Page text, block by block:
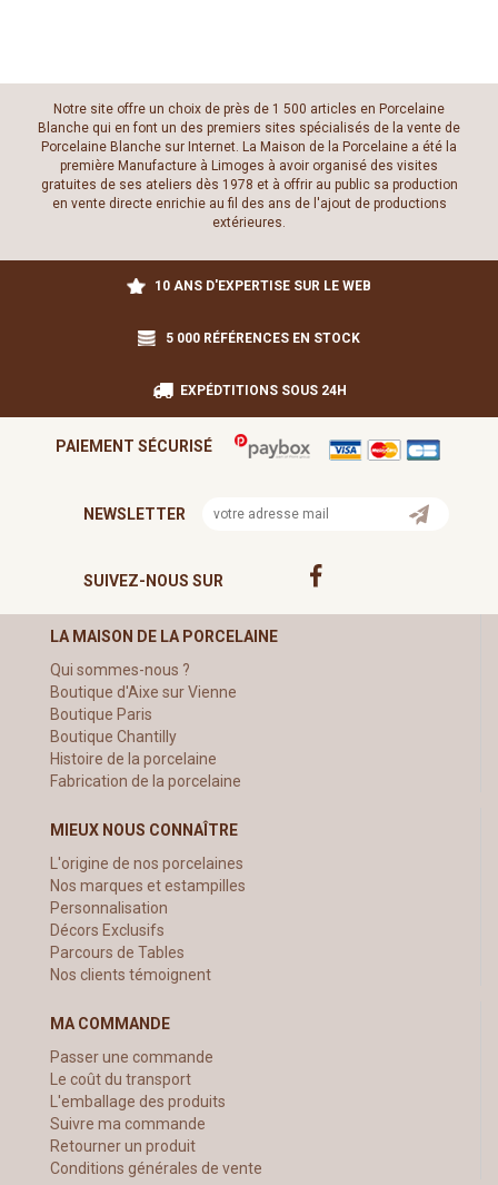
Notre site offre un choix de près de 1 500 articles en Porcelaine
Blanche qui en font un des premiers sites spécialisés de la vente de
Porcelaine Blanche sur Internet. La Maison de la Porcelaine a été la
première Manufacture à Limoges à avoir organisé des visites
gratuites de ses ateliers dès 1978 et à offrir au public sa production
en vente directe enrichie au fil des ans de l'ajout de productions
extérieures.
10 ANS D'EXPERTISE SUR LE WEB
5 000 RÉFÉRENCES EN STOCK
EXPÉDTITIONS SOUS 24H
PAIEMENT SÉCURISÉ
NEWSLETTER
SUIVEZ-NOUS SUR
LA MAISON DE LA PORCELAINE
Qui sommes-nous ?
Boutique d'Aixe sur Vienne
Boutique Paris
Boutique Chantilly
Histoire de la porcelaine
Fabrication de la porcelaine
MIEUX NOUS CONNAÎTRE
L'origine de nos porcelaines
Nos marques et estampilles
Personnalisation
Décors Exclusifs
Parcours de Tables
Nos clients témoignent
MA COMMANDE
Passer une commande
Le coût du transport
L'emballage des produits
Suivre ma commande
Retourner un produit
Conditions générales de vente